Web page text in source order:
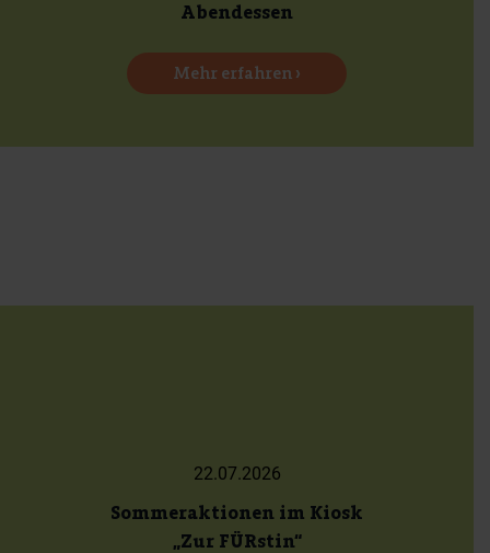
Abendessen
Mehr erfahren ›
22.07.2026
Sommeraktionen im Kiosk
„Zur FÜRstin“